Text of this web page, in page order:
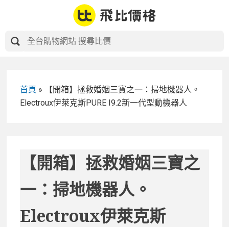
首頁 »
【開箱】拯救婚姻三寶之一：掃地機器人。
Electroux伊萊克斯PURE I9.2新一代型動機器人
【開箱】拯救婚姻三寶之
一：掃地機器人。
Electroux伊萊克斯